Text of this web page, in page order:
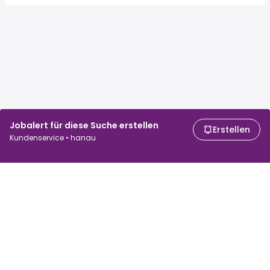
Jobalert für diese Suche erstellen
Kundenservice • hanau
Erstellen